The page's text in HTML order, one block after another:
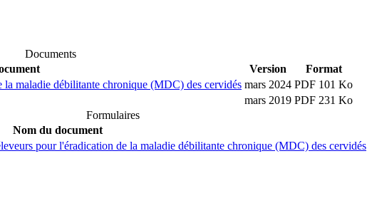
Documents
Version
Format
maladie débilitante chronique (MDC) des cervidés mars 2024 PDF 101 Ko
mars 2019 PDF 231 Ko
Formulaires
Nom du document
pour l'éradication de la maladie débilitante chronique (MDC) des cervidés